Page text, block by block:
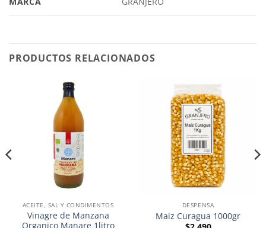
PRODUCTOS RELACIONADOS
ACEITE, SAL Y CONDIMENTOS
Vinagre de Manzana
Organico Manare 1litro
DESPENSA
Maiz Curagua 1000gr